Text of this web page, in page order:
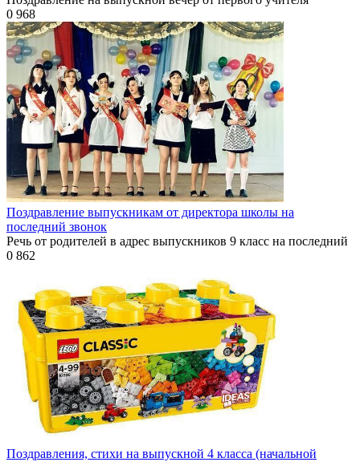
0 968
Поздравление выпускникам от директора школы на
последний звонок
Речь от родителей в адрес выпускников 9 класс на последний
0 862
Поздравления, стихи на выпускной 4 класса (начальной